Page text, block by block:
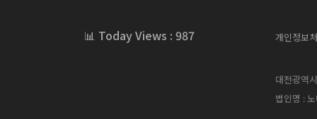
📊 Today Views : 987 개인정보
대전광역
법인명 :